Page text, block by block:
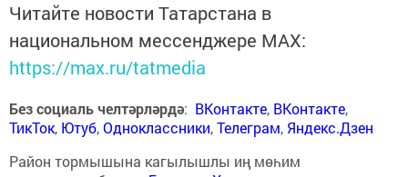
Читайте новости Татарстана в
национальном мессенджере MАХ:
https://max.ru/tatmedia
Без социаль челтәрләрдә: ВКонтакте, ВКонтакте,
ТикТок, Ютуб,Одноклассники,Телеграм, Яндекс.Дзен
Район тормышына кагылышлы иң мөһим